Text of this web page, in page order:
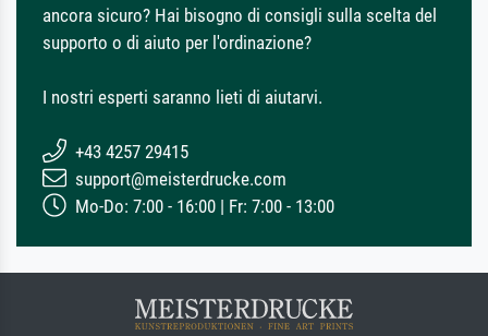
ancora sicuro? Hai bisogno di consigli sulla scelta del
supporto o di aiuto per l'ordinazione?
I nostri esperti saranno lieti di aiutarvi.
+43 4257 29415
support@meisterdrucke.com
Mo-Do: 7:00 - 16:00 | Fr: 7:00 - 13:00